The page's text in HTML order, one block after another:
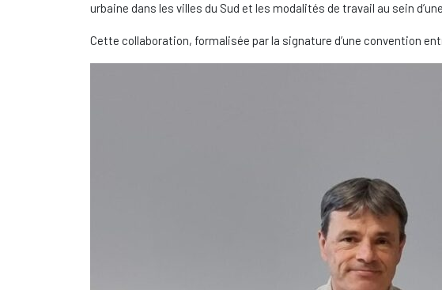
urbaine dans les villes du Sud et les modalités de travail au sein
Cette collaboration, formalisée par la signature d’une convention